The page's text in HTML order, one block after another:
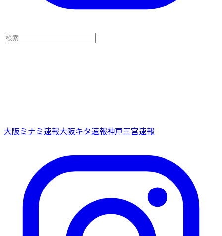
大阪ミナミ速報大阪キタ速報神戸三宮速報